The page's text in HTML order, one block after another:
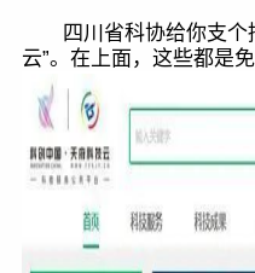
四川省科协给你支个
云”。在上面，这些都是免